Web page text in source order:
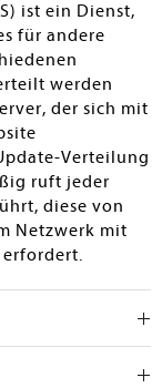
ist ein Dienst,
für andere
werden
der sich mit
Verteilung
ruft jeder
diese von
Netzwerk mit
erfordert.